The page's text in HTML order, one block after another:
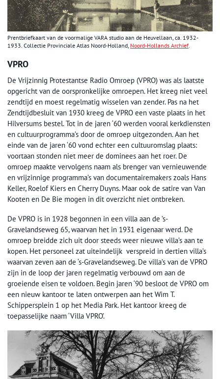
Prentbriefkaart van de voormalige VARA studio aan de Heuvellaan, ca. 1932-
1933. Collectie Provinciale Atlas Noord-Holland, Noord-Hollands Archief
VPRO
De Vrijzinnig Protestantse Radio Omroep (VPRO) was als laatste
opgericht van de oorspronkelijke omroepen. Het kreeg niet veel
zendtijd en moest regelmatig wisselen van zender. Pas na het
Zendtijdbesluit van 1930 kreeg de VPRO een vaste plaats in het
Hilversums bestel. Tot in de jaren ‘60 werden vooral kerkdiensten
en cultuurprogramma’s door de omroep uitgezonden. Aan het
einde van de jaren ‘60 vond echter een cultuuromslag plaats:
voortaan stonden niet meer de dominees aan het roer. De
omroep maakte vervolgens naam als brenger van vernieuwende
en vrijzinnige programma’s van documentairemakers zoals Hans
Keller, Roelof Kiers en Cherry Duyns. Maar ook de satire van Van
Kooten en De Bie mogen in dit overzicht niet ontbreken.
De VPRO is in 1928 begonnen in een villa aan de ’s-
Gravelandseweg 65, waarvan het in 1931 eigenaar werd. De
omroep breidde zich uit door steeds weer nieuwe villa’s aan te
kopen. Het personeel zat uiteindelijk verspreid in dertien villa’s
waarvan zeven aan de ‘s-Gravelandseweg. De villa’s van de VPRO
zijn in de loop der jaren regelmatig verbouwd om aan de
groeiende eisen te voldoen. Begin jaren ‘90 besloot de VPRO om
een nieuw kantoor te laten ontwerpen aan het Wim T.
Schippersplein 1 op het Media Park. Het kantoor kreeg de
toepasselijke naam ‘Villa VPRO’.